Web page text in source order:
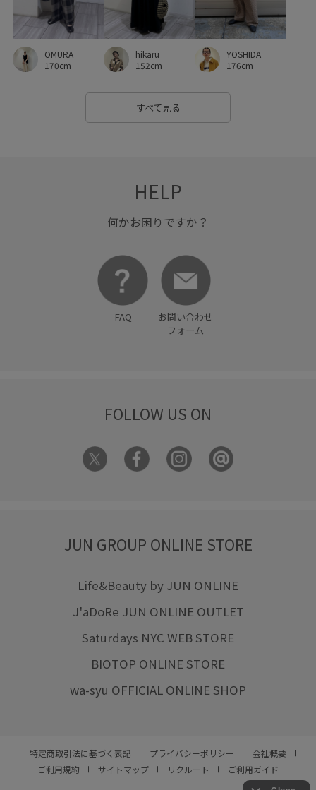
OMURA
170cm
hikaru
152cm
YOSHIDA
176cm
すべて見る
HELP
何かお困りですか？
FAQ
お問い合わせ
フォーム
FOLLOW US ON
JUN GROUP ONLINE STORE
Life&Beauty by JUN ONLINE
J'aDoRe JUN ONLINE OUTLET
Saturdays NYC WEB STORE
BIOTOP ONLINE STORE
wa-syu OFFICIAL ONLINE SHOP
特定商取引法に基づく表記 プライバシーポリシー
会社概要
ご利用規約
サイトマップ リクルート ご利用ガイド